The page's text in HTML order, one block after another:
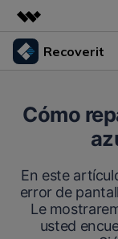
Productos
Utilidades
Empresas
Sala de prensa
Recoverit
Líder en
Recuperar de
Recuperar
Recursos
Cómo
En este
error de
Le
usted